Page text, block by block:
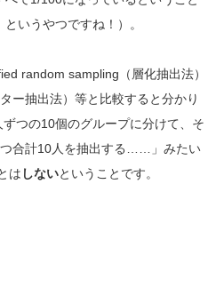
いうやつですね！）。
random sampling（層化抽出法）
ー抽出法）等と比較すると分かり
つの10個のグループに分けて、そ
合計10人を抽出する……」みたい
は しないということです。